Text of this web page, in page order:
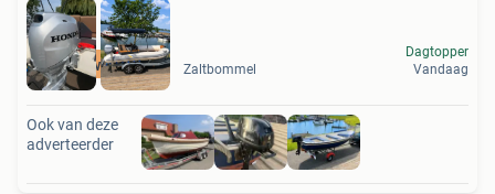
Koopje weg is weg Zaltbommel
Dagtopper
Vandaag
Ook van deze
adverteerder